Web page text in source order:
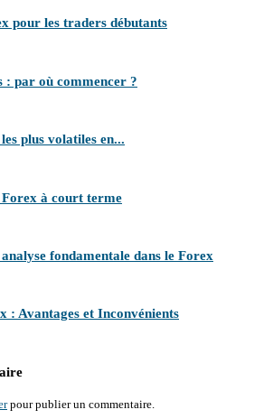
pour les traders débutants
: par où commencer ?
plus volatiles en...
à court terme
fondamentale dans le Forex
: Avantages et Inconvénients
pour publier un commentaire.